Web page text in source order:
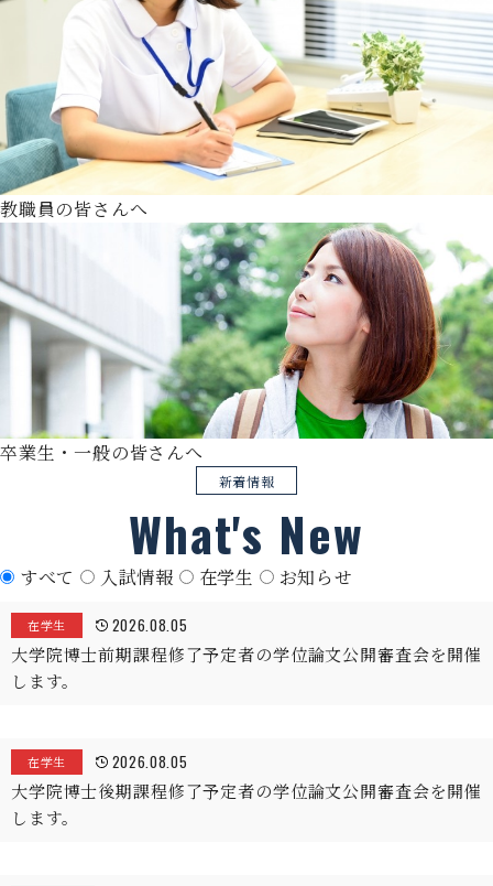
教職員の皆さんへ
卒業生・一般の皆さんへ
新着情報
What's New
すべて 入試情報 在学生 お知らせ
在学生 2026.08.05
大学院博士前期課程修了予定者の学位論文公開審査会を開催
します。
在学生 2026.08.05
大学院博士後期課程修了予定者の学位論文公開審査会を開催
します。